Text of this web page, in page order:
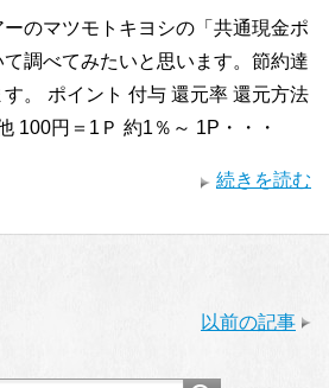
のマツモトキヨシの「共通現金ポ
調べてみたいと思います。節約達
。 ポイント 付与 還元率 還元方法
100円＝1Ｐ 約1％～ 1P・・・
続きを読む
以前の記事